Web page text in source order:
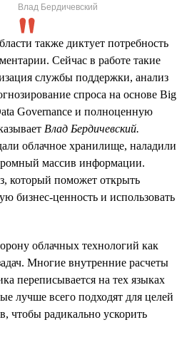
Влад Бердичевский
также диктует потребность
Сейчас в работе такие
службы поддержки, анализ
спроса на основе Big
Governance и полноценную
Влад Бердичевский.
облачное хранилище, наладили
массив информации.
поможет открыть
бизнес-ценность и использовать
облачных технологий как
Многие внутренние расчеты
переписывается на тех языках
лучше всего подходят для целей
чтобы радикально ускорить